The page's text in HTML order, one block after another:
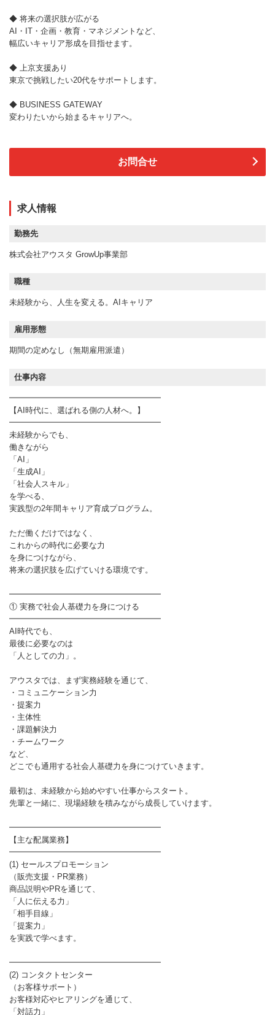
◆ 将来の選択肢が広がる
AI・IT・企画・教育・マネジメントなど、
幅広いキャリア形成を目指せます。
◆ 上京支援あり
東京で挑戦したい20代をサポートします。
◆ BUSINESS GATEWAY
変わりたいから始まるキャリアへ。
お問合せ
求人情報
勤務先
株式会社アウスタ GrowUp事業部
職種
未経験から、人生を変える。AIキャリア
雇用形態
期間の定めなし（無期雇用派遣）
仕事内容
━━━━━━━━━━━━━━━━━━━
【AI時代に、選ばれる側の人材へ。】
━━━━━━━━━━━━━━━━━━━
未経験からでも、
働きながら
「AI」
「生成AI」
「社会人スキル」
を学べる、
実践型の2年間キャリア育成プログラム。
ただ働くだけではなく、
これからの時代に必要な力
を身につけながら、
将来の選択肢を広げていける環境です。
━━━━━━━━━━━━━━━━━━━
① 実務で社会人基礎力を身につける
━━━━━━━━━━━━━━━━━━━
AI時代でも、
最後に必要なのは
「人としての力」。
アウスタでは、まず実務経験を通じて、
・コミュニケーション力
・提案力
・主体性
・課題解決力
・チームワーク
など、
どこでも通用する社会人基礎力を身につけていきます。
最初は、未経験から始めやすい仕事からスタート。
先輩と一緒に、現場経験を積みながら成長していけます。
━━━━━━━━━━━━━━━━━━━
【主な配属業務】
━━━━━━━━━━━━━━━━━━━
(1) セールスプロモーション
（販売支援・PR業務）
商品説明やPRを通じて、
「人に伝える力」
「相手目線」
「提案力」
を実践で学べます。
━━━━━━━━━━━━━━━━━━━
(2) コンタクトセンター
（お客様サポート）
お客様対応やヒアリングを通じて、
「対話力」